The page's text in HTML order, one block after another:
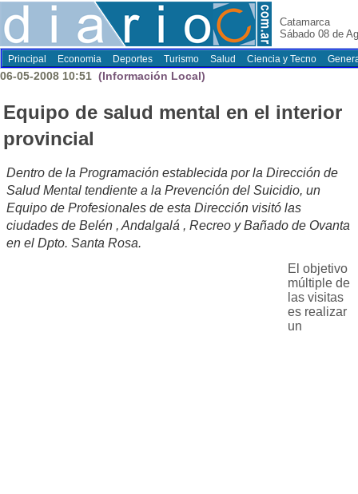
Catamarca
Sábado 08 de
Principal Economia Deportes Turismo Salud Ciencia y Tecno
06-05-2008 10:51 (Información Local)
Equipo de salud mental en el interior
provincial
Dentro de la Programación establecida por la Dirección de
Salud Mental tendiente a la Prevención del Suicidio, un
Equipo de Profesionales de esta Dirección visitó las
ciudades de Belén , Andalgalá , Recreo y Bañado de Ovanta
en el Dpto. Santa Rosa.
El objetivo
múltiple de
las visitas
es realizar
un